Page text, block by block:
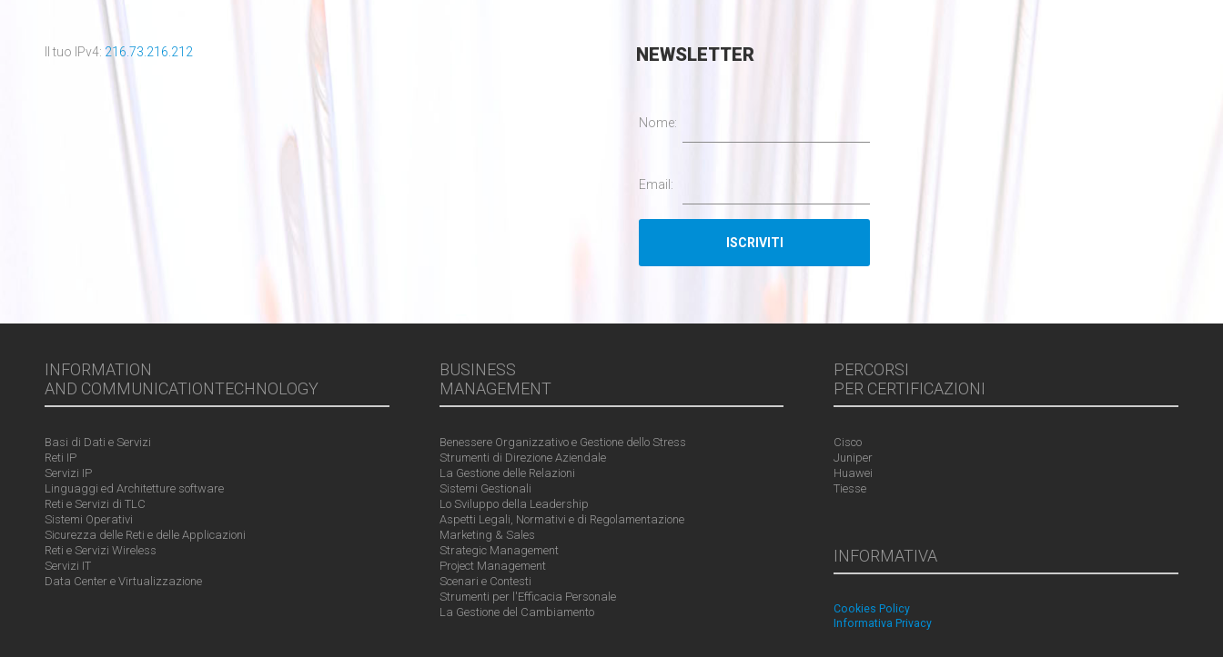
Il tuo IPv4: 216.73.216.212 NEWSLETTER
Nome:
Email:
INFORMATION
AND COMMUNICATIONTECHNOLOGY
Basi di Dati e Servizi
Reti IP
Servizi IP
Linguaggi ed Architetture software
Reti e Servizi di TLC
Sistemi Operativi
Sicurezza delle Reti e delle Applicazioni
Reti e Servizi Wireless
Servizi IT
Data Center e Virtualizzazione
BUSINESS
MANAGEMENT
Benessere Organizzativo e Gestione dello Stress
Strumenti di Direzione Aziendale
La Gestione delle Relazioni
Sistemi Gestionali
Lo Sviluppo della Leadership
Aspetti Legali, Normativi e di Regolamentazione
Marketing & Sales
Strategic Management
Project Management
Scenari e Contesti
Strumenti per l'Efficacia Personale
La Gestione del Cambiamento
PERCORSI
PER CERTIFICAZIONI
Cisco
Juniper
Huawei
Tiesse
INFORMATIVA
Cookies Policy
Informativa Privacy